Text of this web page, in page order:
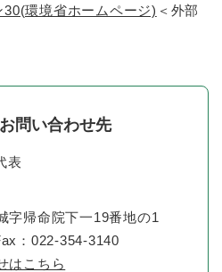
環境省ホームページ) ＜外部
問い合わせ先
表
字帰命院下一19番地の1
：022-354-3140
はこちら